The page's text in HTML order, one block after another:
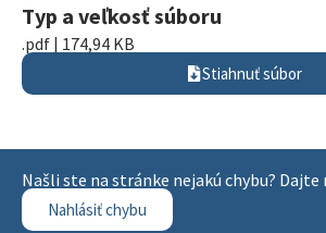
Typ a veľkosť súboru
.pdf | 174,94 KB
Stiahnuť súbor
Našli ste na stránke nejakú chybu? Dajte
Nahlásiť chybu